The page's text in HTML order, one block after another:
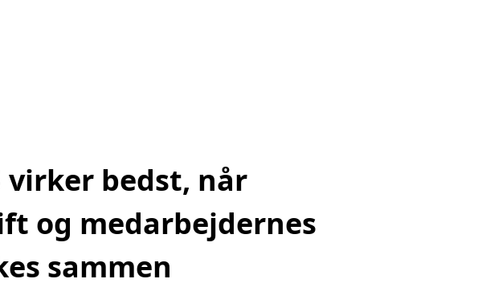
virker bedst, når
og medarbejdernes
sammen